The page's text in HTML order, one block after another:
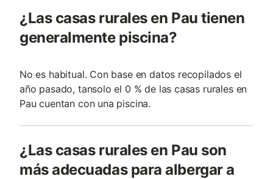
¿Las casas rurales en Pau tienen
generalmente piscina?
No es habitual. Con base en datos recopilados el
año pasado, tansolo el 0 % de las casas rurales en
Pau cuentan con una piscina.
¿Las casas rurales en Pau son
más adecuadas para albergar a